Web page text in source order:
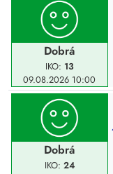
Dobrá
IKO: 13
09.08.2026 10:00
Dobrá
IKO: 24